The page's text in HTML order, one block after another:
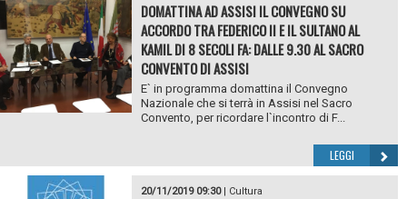
DOMATTINA AD ASSISI IL CONVEGNO SU
ACCORDO TRA FEDERICO II E IL SULTANO AL
KAMIL DI 8 SECOLI FA: DALLE 9.30 AL SACRO
CONVENTO DI ASSISI
E` in programma domattina il Convegno
Nazionale che si terrà in Assisi nel Sacro
Convento, per ricordare l`incontro di F...
LEGGI
20/11/2019 09:30| Cultura